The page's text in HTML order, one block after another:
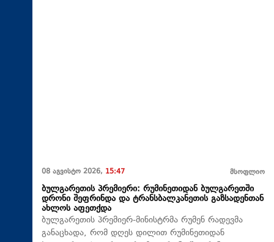
08 აგვისტო 2026, 15:47 მსოფლიო
ბულგარეთის პრემიერი: რუმინეთიდან ბულგარეთში
დრონი შეფრინდა და ტრანსბალკანეთის გაზსადენთან
ახლოს აფეთქდა
ბულგარეთის პრემიერ-მინისტრმა რუმენ რადევმა
განაცხადა, რომ დღეს დილით რუმინეთიდან